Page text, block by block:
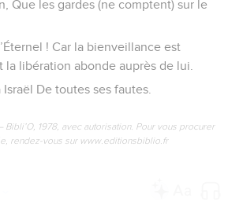
remplit pas sa main, Ni le lieur de
pas : Que la bénédiction de
! Nous vous bénissons au nom de
1978, avec autorisation. Pour vous procurer
rendez-vous sur www.editionsbiblio.fr